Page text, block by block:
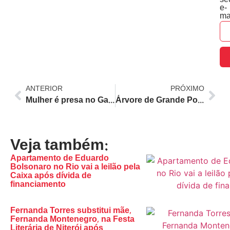
e-
ANTERIOR
Mulher é presa no Galeão com medicamentos para emagrecer e anabolizantes sem liberação da Anvisa
PRÓXIMO
Árvore de Grande Porte Causa Interdição e Queda de Energia na Rua Marechal Jofre, Grajaú, Zona Norte do Rio
Veja também:
Apartamento de Eduardo
Bolsonaro no Rio vai a leilão pela
Caixa após dívida de
financiamento
Fernanda Torres substitui mãe,
Fernanda Montenegro, na Festa